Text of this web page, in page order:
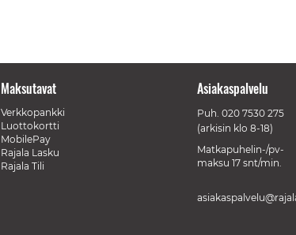
Maksutavat
Verkkopankki
Luottokortti
MobilePay
Rajala Lasku
Rajala Tili
Asiakaspalvelu
Puh. 020 7530 275
(arkisin klo 8-18)
Matkapuhelin-/pv-
maksu 17 snt/min.